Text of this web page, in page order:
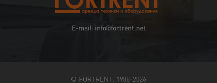
E-mail: info@fortrent.net
© FORTRENT, 1988-2026